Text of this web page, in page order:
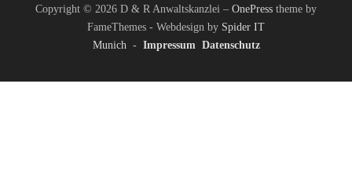
Copyright © 2026 D & R Anwaltskanzlei – OnePress theme by
FameThemes - Webdesign by Spider IT
Munich- Impressum Datenschutz